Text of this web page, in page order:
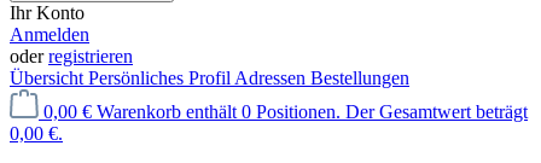
Ihr Konto
Anmelden
oderregistrieren
Übersicht Persönliches Profil Adressen Bestellungen
0,00 € Warenkorb enthält 0 Positionen. Der Gesamtwert beträgt
0,00 €.